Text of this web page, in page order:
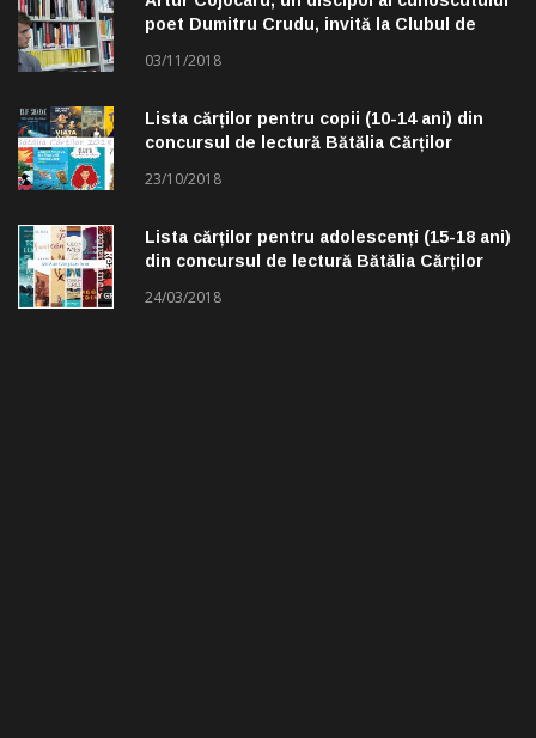
poet Dumitru Crudu, invită la Clubul de
03/11/2018
Lista cărților pentru copii (10-14 ani) din
concursul de lectură Bătălia Cărților
23/10/2018
Lista cărților pentru adolescenți (15-18 ani)
din concursul de lectură Bătălia Cărților
24/03/2018